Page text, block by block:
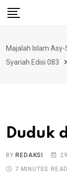
Skip
Majalah Islam Asy-
Syariah Edisi 083
Duduk
BYREDAKSI
7 MINUTES READ